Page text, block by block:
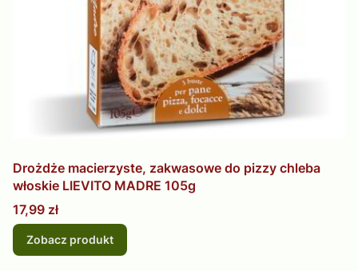
Drożdże macierzyste, zakwasowe do pizzy chleba
włoskie LIEVITO MADRE 105g
Cena
17,99 zł
Zobacz produkt